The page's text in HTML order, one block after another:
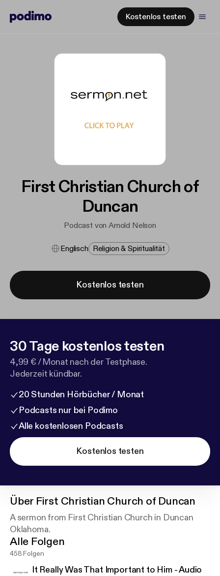
Kostenlos testen
First Christian Church of
Duncan
Podcast von Arnold Nelson
Englisch Religion & Spiritualität
Kostenlos testen
30 Tage kostenlos testen
4,99 € / Monat nach der Testphase.
Jederzeit kündbar.
20 Stunden Hörbücher / Monat
Podcasts nur bei Podimo
Alle kostenlosen Podcasts
Kostenlos testen
Über First Christian Church of Duncan
A sermon from First Christian Church in Duncan
Oklahoma.
Alle Folgen
458 Folgen
It Really Was That Important to Him - Audio